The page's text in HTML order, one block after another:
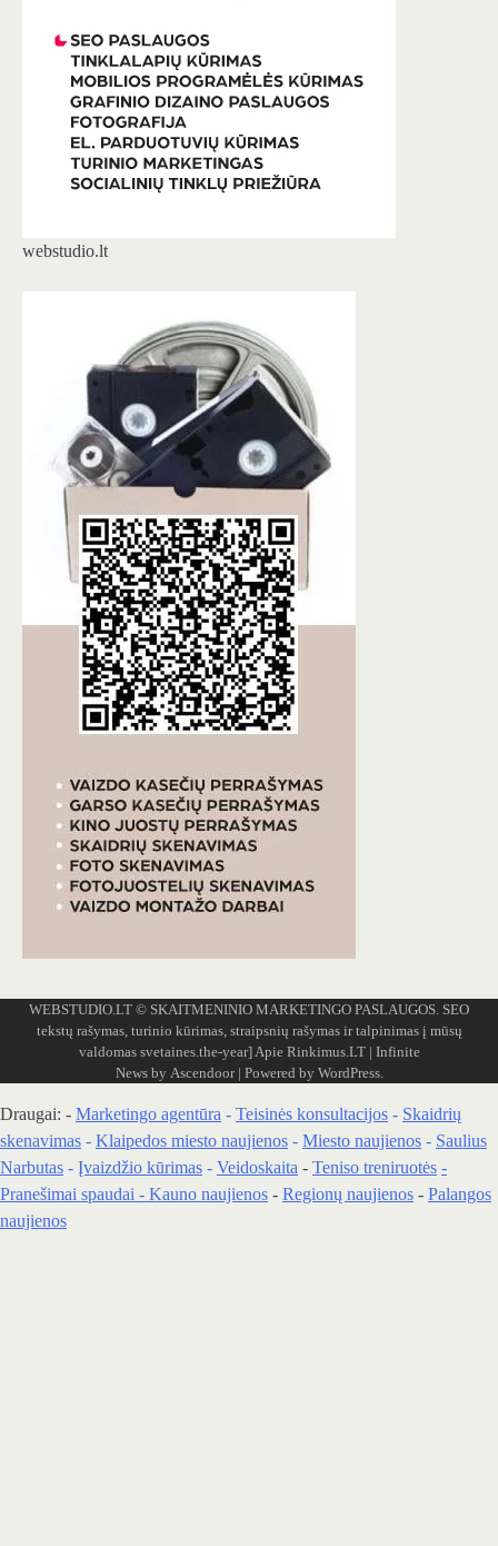
webstudio.lt
WEBSTUDIO.LT © SKAITMENINIO MARKETINGO PASLAUGOS. SEO
tekstų rašymas, turinio kūrimas, straipsnių rašymas ir talpinimas į mūsų
valdomas svetaines.the-year] Apie Rinkimus.LT| Infinite
News by Ascendoor| Powered by WordPress.
Draugai: - Marketingo agentūra - Teisinės konsultacijos - Skaidrių
skenavimas - Klaipedos miesto naujienos - Miesto naujienos - Saulius
Narbutas - Įvaizdžio kūrimas - Veidoskaita - Teniso treniruotės -
Pranešimai spaudai - Kauno naujienos - Regionų naujienos - Palangos
naujienos